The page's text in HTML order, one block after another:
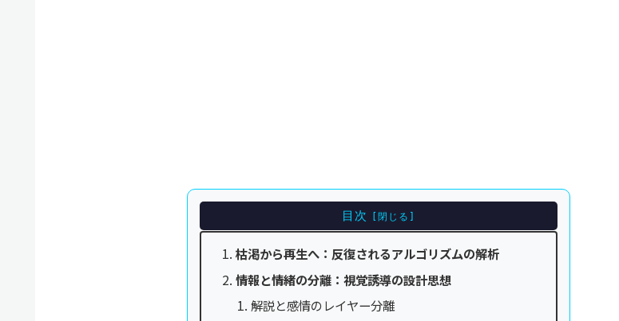
目次
枯渇から再生へ：反復されるアルゴリズムの解析
情報と情緒の分離：視覚誘導の設計思想
解説と感情のレイヤー分離